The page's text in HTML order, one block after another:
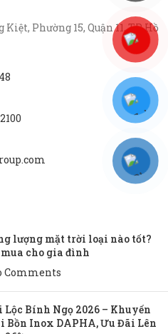
Phường 15, Quận 11, TP Hồ
lượng mặt trời loại nào tốt?
cho gia đình
Comments
Lộc Bính Ngọ 2026 – Khuyến
Bồn Inox DAPHA, Ưu Đãi Lên